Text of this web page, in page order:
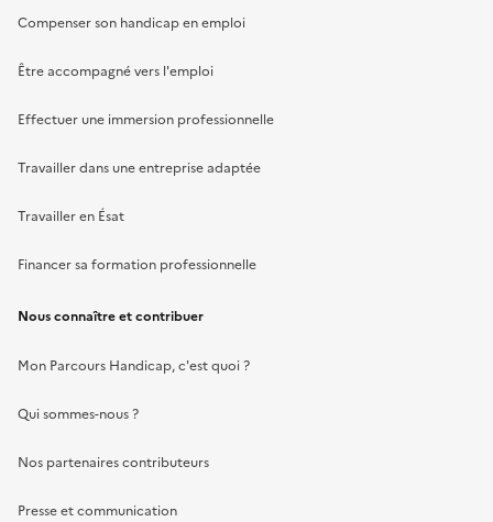
Compenser son handicap en emploi
Être accompagné vers l'emploi
Effectuer une immersion professionnelle
Travailler dans une entreprise adaptée
Travailler en Ésat
Financer sa formation professionnelle
Nous connaître et contribuer
Mon Parcours Handicap, c'est quoi ?
Qui sommes-nous ?
Nos partenaires contributeurs
Presse et communication